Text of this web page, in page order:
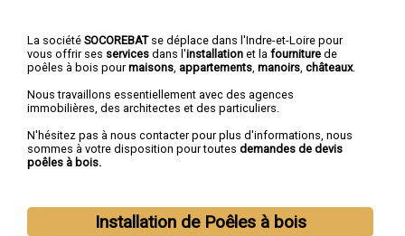
La société SOCOREBATse déplace dans l'Indre-et-Loire pour
vous offrir ses services dans l'installation et la fourniture de
poêles à bois pourmaisons appartements manoirs châteaux.
Nous travaillons essentiellement avec des agences
immobilières, des architectes et des particuliers.
N'hésitez pas à nous contacter pour plus d'informations, nous
sommes à votre disposition pour toutes demandes de devis
poêles à bois.
Installation de Poêles à bois